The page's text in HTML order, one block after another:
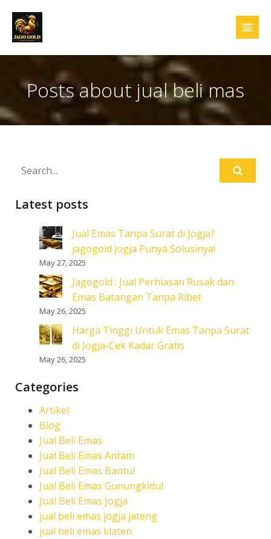
Posts about jual beli mas
Latest posts
Jual Emas Tanpa Surat di Jogja?
jagogold jogja Punya Solusinya!
May 27, 2025
Jagogold : Jual Perhiasan Rusak dan
Emas Batangan Tanpa Ribet
May 26, 2025
Harga Tinggi Untuk Emas Tanpa Surat
di Jogja-Cek Kadar Gratis
May 26, 2025
Categories
Artikel
Blog
Jual Beli Emas
Jual Beli Emas Antam
Jual Beli Emas Bantul
Jual Beli Emas Gunungkidul
Jual Beli Emas Jogja
jual beli emas jogja jateng
jual beli emas klaten